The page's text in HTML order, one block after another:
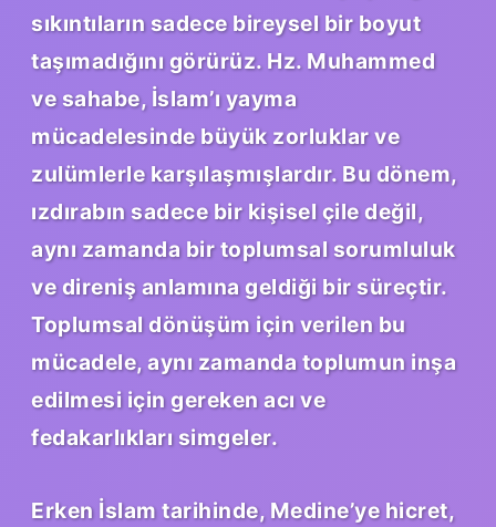
sıkıntıların sadece bireysel bir boyut
taşımadığını görürüz. Hz. Muhammed
ve sahabe, İslam’ı yayma
mücadelesinde büyük zorluklar ve
zulümlerle karşılaşmışlardır. Bu dönem,
ızdırabın sadece bir kişisel çile değil,
aynı zamanda bir toplumsal sorumluluk
ve direniş anlamına geldiği bir süreçtir.
Toplumsal dönüşüm için verilen bu
mücadele, aynı zamanda toplumun inşa
edilmesi için gereken acı ve
fedakarlıkları simgeler.
Erken İslam tarihinde, Medine’ye hicret,